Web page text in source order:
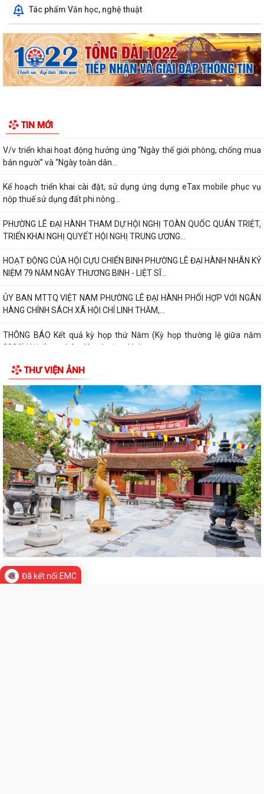
Tác phẩm Văn học, nghệ thuật
TIN MỚI
phát triển trong bối cảnh mới
Văn bản hợp nhất số 72/2026/VBHN-NĐ-BNNMT ngày 20 tháng 7
năm 2026 về Nghị định xử phạt vi phạm...
V/v thông tin về chương trình thu hồi Xe CB1000 Hornet (xe nhập
khẩu) và xe Rebel 500 & CL500 (xe...
VỤ CÔNG TRỰC TUYẾN
ĐẨY MẠNH THANH TOÁN KHÔNG DÙNG TIỀN MẶT – THÚC ĐẨY
CHUYỂN ĐỔI SỐ TRONG ĐỜI SỐNG XÃ HỘI
V/v triển khai hoạt động hưởng ứng “Ngày thế giới phòng, chống mua
bán người” và “Ngày toàn dân...
Kế hoạch triển khai cài đặt, sử dụng ứng dựng eTax mobile phục vụ
nộp thuế sử dụng đất phi nông...
PHƯỜNG LÊ ĐẠI HÀNH THAM DỰ HỘI NGHỊ TOÀN QUỐC QUÁN TRIỆT,
TRIỂN KHAI NGHỊ QUYẾT HỘI NGHỊ TRUNG ƯƠNG...
HOẠT ĐỘNG CỦA HỘI CỰU CHIẾN BINH PHƯỜNG LÊ ĐẠI HÀNH NHÂN KỶ
NIỆM 79 NĂM NGÀY THƯƠNG BINH - LIỆT SĨ...
ỦY BAN MTTQ VIỆT NAM PHƯỜNG LÊ ĐẠI HÀNH PHỐI HỢP VỚI NGÂN
HÀNG CHÍNH SÁCH XÃ HỘI CHÍ LINH THĂM,...
THÔNG BÁO Kết quả kỳ họp thứ Năm (Kỳ họp thường lệ giữa năm
2026) Hội đồng nhân dân phường khóa...
THÔNG BÁO LỄ DÂNG HƯƠNG THẮP NẾN TRI ÂN CÁC ANH HÙNG LIỆT
SĨ
CHIẾN DỊCH 500 NGÀY ĐÊM ĐẨY MẠNH THỰC HIỆN, TÌM KIẾM, QUY
TẬP, XÁC ĐỊNH DANH TÍNH HÀI CỐT LIỆT SĨ
NGHỊ QUYẾT Quy định nội dung chi, mức chi kinh phí bảo đảm cho
công tác xây dựng văn bản quy...
10 Nghị quyết trụ cột trong kỷ nguyên vươn mình của dân tộc
Chỉ thị số 07-CT/TW đẩy mạnh học tập, thực hành tư tưởng, đạo đức,
phương pháp, phong cách Hồ Chí...
Hướng dẫn Quản lý và sử dụng thẻ Đảng viên
THƯ VIỆN ẢNH
Đã kết nối EMC